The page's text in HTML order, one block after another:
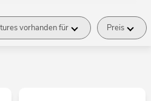
vorhanden für Preis